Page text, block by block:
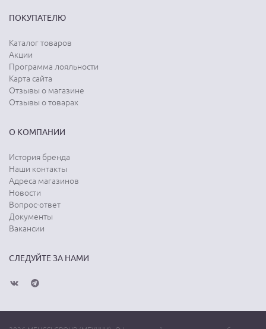
ПОКУПАТЕЛЮ
Каталог товаров
Акции
Программа лояльности
Карта сайта
Отзывы о магазине
Отзывы о товарах
О КОМПАНИИ
История бренда
Наши контакты
Адреса магазинов
Новости
Вопрос-ответ
Документы
Вакансии
СЛЕДУЙТЕ ЗА НАМИ